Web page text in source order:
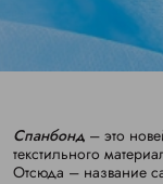
Спанбонд – это
текстильного
Отсюда – название